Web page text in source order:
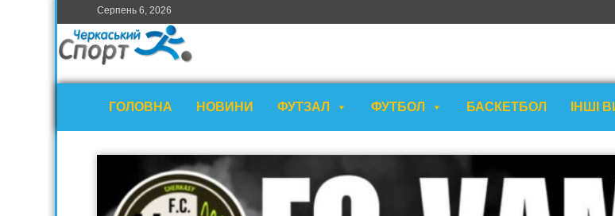
Серпень 6, 2026
ГОЛОВНА НОВИНИ ФУТЗАЛ ФУТБОЛ БАСКЕТБОЛ ІНШІ